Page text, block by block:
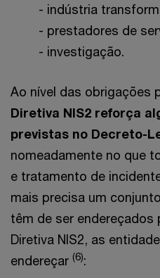
- indústria
- prestadores de
- investigação.
Ao nível das obrigações
Diretiva NIS2 reforça
previstas no Decreto-
nomeadamente no que
e tratamento de
mais precisa um
têm de ser endereçados
Diretiva NIS2, as
endereçar (6):